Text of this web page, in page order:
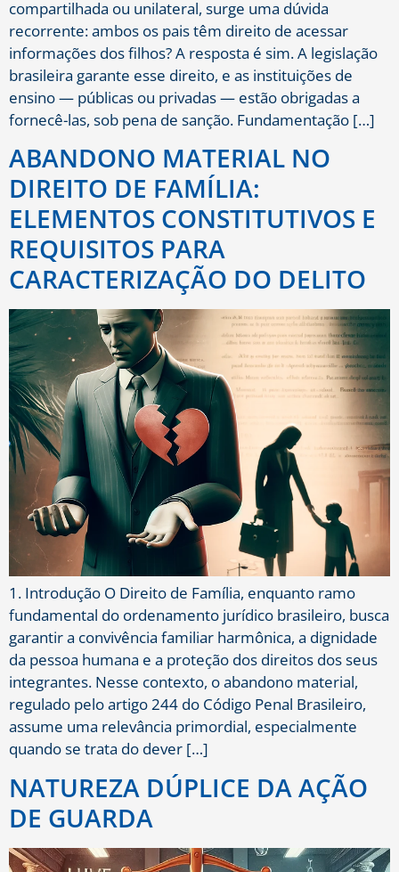
compartilhada ou unilateral, surge uma dúvida
recorrente: ambos os pais têm direito de acessar
informações dos filhos? A resposta é sim. A legislação
brasileira garante esse direito, e as instituições de
ensino — públicas ou privadas — estão obrigadas a
fornecê-las, sob pena de sanção. Fundamentação […]
ABANDONO MATERIAL NO
DIREITO DE FAMÍLIA:
ELEMENTOS CONSTITUTIVOS E
REQUISITOS PARA
CARACTERIZAÇÃO DO DELITO
1. Introdução O Direito de Família, enquanto ramo
fundamental do ordenamento jurídico brasileiro, busca
garantir a convivência familiar harmônica, a dignidade
da pessoa humana e a proteção dos direitos dos seus
integrantes. Nesse contexto, o abandono material,
regulado pelo artigo 244 do Código Penal Brasileiro,
assume uma relevância primordial, especialmente
quando se trata do dever […]
NATUREZA DÚPLICE DA AÇÃO
DE GUARDA